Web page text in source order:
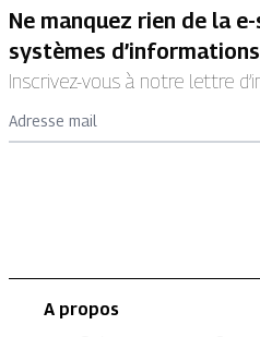
Ne manquez rien de la
systèmes
Inscrivez-vous à notre lettre
Adresse mail
A propos